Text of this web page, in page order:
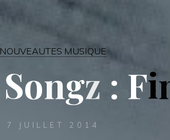
NOUVEAUTES MUSIQUE
Songz : Fi
7 JUILLET 2014